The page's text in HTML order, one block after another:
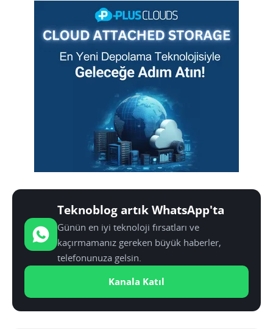
Teknoblog artık WhatsApp'ta
Günün en iyi teknoloji fırsatları ve
kaçırmamanız gereken büyük haberler,
telefonunuza gelsin.
Kanala Katıl